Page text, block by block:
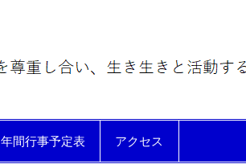
年間行事予定表 アクセス